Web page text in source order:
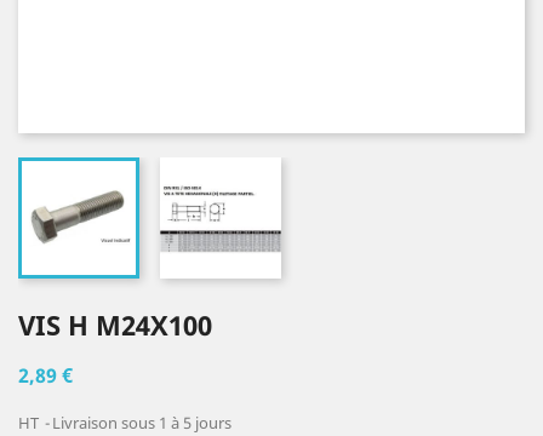
VIS H M24X100
2,89 €
HT Livraison sous 1 à 5 jours